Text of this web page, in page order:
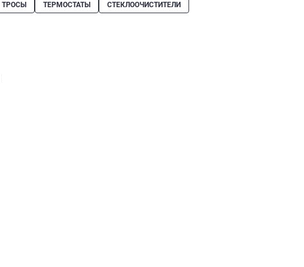
ТРОСЫ ТЕРМОСТАТЫ СТЕКЛООЧИСТИТЕЛИ